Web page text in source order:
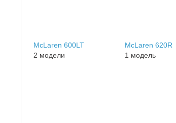
McLaren 600LT
2 модели
McLaren 620R
1 модель